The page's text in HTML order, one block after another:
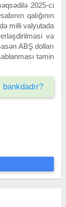
2025-ci
qalığının
milli valyutada
və
ABŞ dolları
təmin